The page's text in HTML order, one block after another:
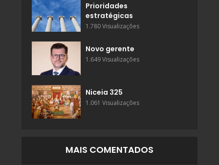
Prioridades
estratégicas
1.780 Visualizações
Novo gerente
1.649 Visualizações
Niceia 325
1.061 Visualizações
MAIS COMENTADOS